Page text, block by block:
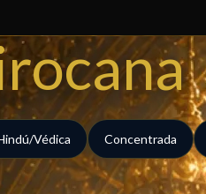
Védica Concentrada